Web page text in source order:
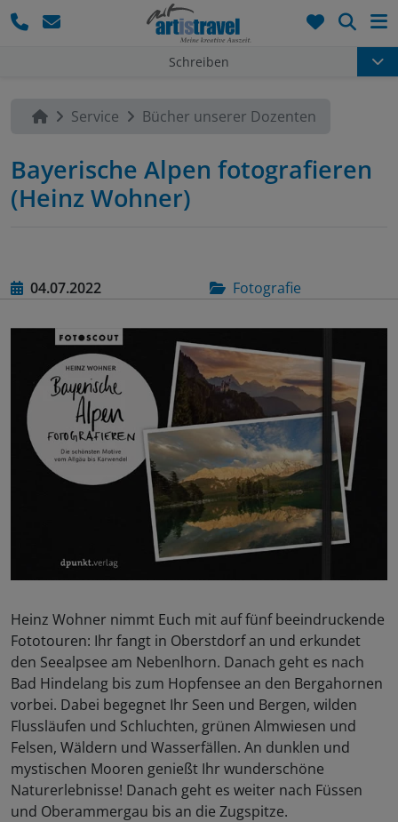
Schreiben
Service Bücher unserer Dozenten
Bayerische Alpen fotografieren
(Heinz Wohner)
04.07.2022 Fotografie
Heinz Wohner nimmt Euch mit auf fünf beeindruckende
Fototouren: Ihr fangt in Oberstdorf an und erkundet
den Seealpsee am Nebenlhorn. Danach geht es nach
Bad Hindelang bis zum Hopfensee an den Bergahornen
vorbei. Dabei begegnet Ihr Seen und Bergen, wilden
Flussläufen und Schluchten, grünen Almwiesen und
Felsen, Wäldern und Wasserfällen. An dunklen und
mystischen Mooren genießt Ihr wunderschöne
Naturerlebnisse! Danach geht es weiter nach Füssen
und Oberammergau bis an die Zugspitze.